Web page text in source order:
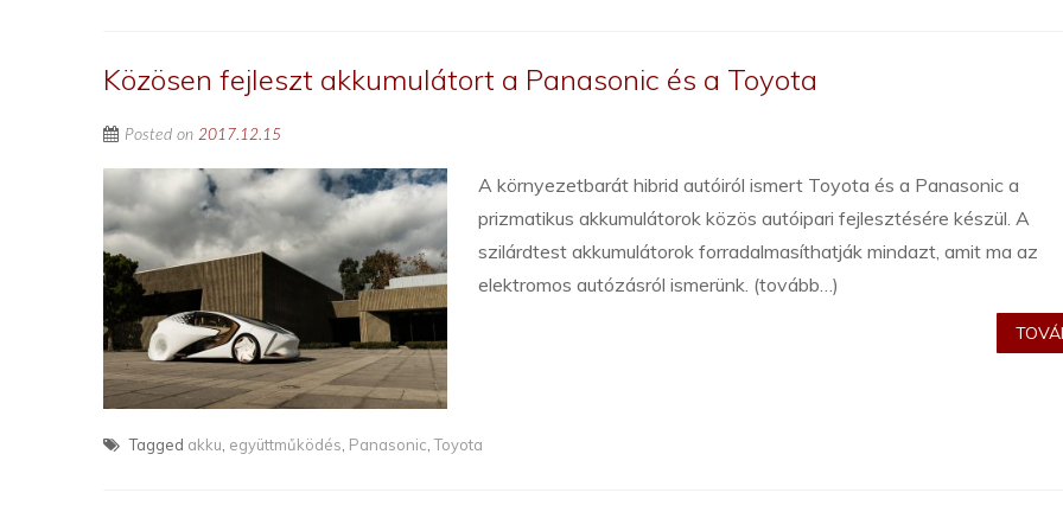
Közösen fejleszt akkumulátort a Panasonic és a Toyota
Posted on 2017.12.15
A környezetbarát hibrid autóiról ismert Toyota és a Panasonic a
prizmatikus akkumulátorok közös autóipari fejlesztésére készül. A
szilárdtest akkumulátorok forradalmasíthatják mindazt, amit ma az
elektromos autózásról ismerünk. (tovább…)
Tagged akku, együttműködés, Panasonic,Toyota